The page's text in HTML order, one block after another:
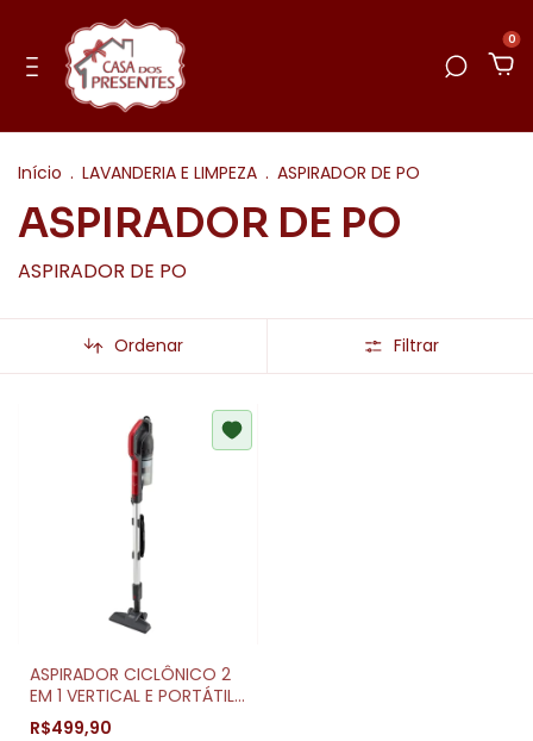
0
Início . LAVANDERIA E LIMPEZA . ASPIRADOR DE PO
ASPIRADOR DE PO
ASPIRADOR DE PO
Ordenar Filtrar
ASPIRADOR CICLÔNICO 2
EM 1 VERTICAL E PORTÁTIL
1250W
R$499,90